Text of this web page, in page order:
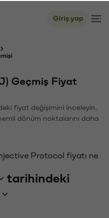
Giriş yap
Geçmiş Fiyat
fiyat değişimini inceleyin.
dönüm noktalarını daha
Protocol fiyatı ne
tarihindeki